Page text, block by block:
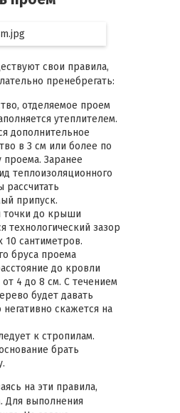
свои правила,
пренебрегать:
отделяемое проем
утеплителем.
дополнительное
в 3 см или более по
проема. Заранее
теплоизоляционного
рассчитать
припуск.
до крыши
технологический зазор
10 сантиметров.
бруса проема
до кровли
от 4 до 8 см. С течением
будет давать
негативно скажется на
к стропилам.
брать
на эти правила,
Для выполнения